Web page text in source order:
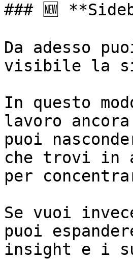
### 🆕
Da adesso
visibile la
In questo
lavoro
puoi
che trovi in
per
Se vuoi
puoi
insight e i